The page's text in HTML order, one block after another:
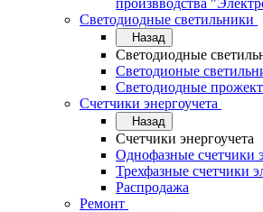
произвводства
Светодиодные светильники
Назад
Светодиодные
Светодионые
Светодиодные
Счетчики энергоучета
Назад
Счетчики энергоучета
Однофазные счетчики
Трехфазные счетчики
Распродажа
Ремонт